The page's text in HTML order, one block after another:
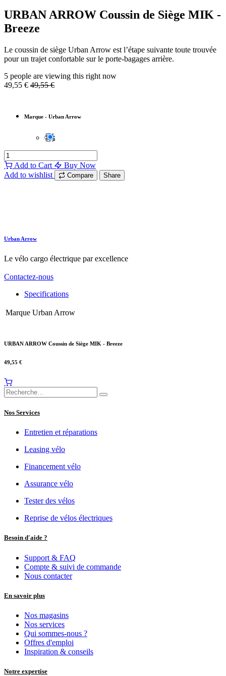
URBAN ARROW Coussin de Siège MIK -
Breeze
Le coussin de siège Urban Arrow est l’étape suivante toute trouvée
pour un trajet confortable sur le porte-bagages arrière.
5 people are viewing this right now
49,55 € 49,55€
Marque - Urban Arrow
Add to Cart
Buy Now
Add to wishlist
Compare Share
Urban Arrow
Le vélo cargo électrique par excellence
Contactez-nous
Specifications
Marque Urban Arrow
URBAN ARROW Coussin de Siège MIK - Breeze
49,55 €
Nos Services
Entretien et réparations
Leasing vélo
Financement vélo
Assurance vélo
Tester des vélos
Reprise de vélos électriques
Besoin d'aide ?
Support & FAQ
Compte & suivi de commande
Nous contacter
En savoir plus
Nos magasins
Nos services
Qui sommes-nous ?
Offres d'emploi
Inspiration & conseils
Notre expertise